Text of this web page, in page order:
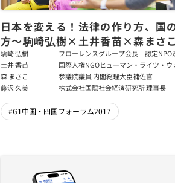
日本を変える！法律の作り方、国
方～駒崎弘樹×土井香苗×森まさ
久美
駒崎 弘樹
フローレンスグループ会長 認定NPO
ンス会長
土井 香苗
国際人権NGOヒューマン・ライツ・ウ
表
森 まさこ
参議院議員 内閣総理大臣補佐官
藤沢 久美
株式会社国際社会経済研究所 理事長
#G1中国・四国フォーラム2017